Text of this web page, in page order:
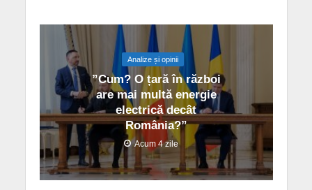
Analize și opinii
”Cum? O țară în război
are mai multă energie
electrică decât
România?”
Acum 4 zile